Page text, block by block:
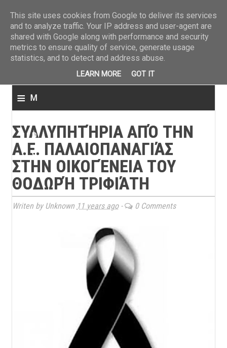
≡ M
n
u
ΣΥΛΛΥΠΗΤΉΡΙΑ ΑΠΌ ΤΗΝ
Α.Ε. ΠΑΛΑΙΟΠΑΝΑΓΙΆΣ
ΣΤΗΝ ΟΙΚΟΓΈΝΕΙΑ ΤΟΥ
ΘΟΔΩΡΉ ΤΡΙΦΙΆΤΗ
Writen by Unknown 11 years ago- 0 Comments
This site uses cookies from Google to deliver its services
and to analyze traffic. Your IP address and user-agent are
shared with Google along with performance and security
metrics to ensure quality of service, generate usage
statistics, and to detect and address abuse.
LEARN MORE GOT IT